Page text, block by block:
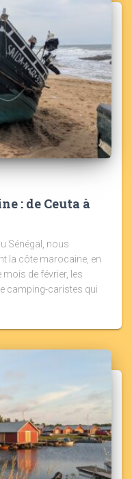
: de Ceuta à
Sénégal, nous
la côte marocaine, en
de février, les
camping-caristes qui